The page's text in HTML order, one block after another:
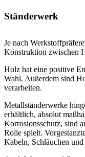
Ständerwerk
Je nach
Konstruktion zwischen
Holz hat eine positive
Wahl. Außerdem sind
verarbeiten.
Metallständerwerke
erhältlich, absolut
Korrosionsschutz, sind
Rolle spielt.
Kabeln, Schläuchen